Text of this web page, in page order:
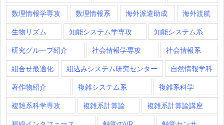
数理情報学専攻 数理情報系 海外派遣助成 海外渡航
生物リズム 知能システム学専攻 知能システム系
研究グループ紹介 社会情報学専攻 社会情報系
組合せ最適化 組込みシステム研究センター 自然情報学科
著作物紹介 複雑システム系 複雑系科学
複雑系科学専攻 複雑系計算論 複雑系計算論講座